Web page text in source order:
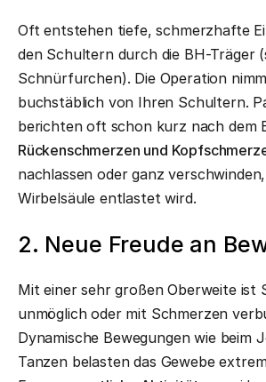
Oft entstehen tiefe, schmerzhafte
den Schultern durch die BH-Träger
Schnürfurchen). Die Operation
buchstäblich von Ihren Schultern.
berichten oft schon kurz nach dem
Rückenschmerzen und
nachlassen oder ganz
Wirbelsäule entlastet wird.
2. Neue Freude an
Mit einer sehr großen Oberweite ist
unmöglich oder mit Schmerzen
Dynamische Bewegungen wie beim
Tanzen belasten das Gewebe